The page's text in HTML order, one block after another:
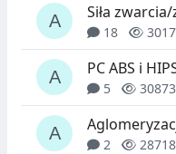
Siła
18
PC ABS i
5 30873
2 28718